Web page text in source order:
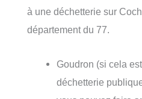
à une déchetterie sur
département du 77.
Goudron (si cela
déchetterie